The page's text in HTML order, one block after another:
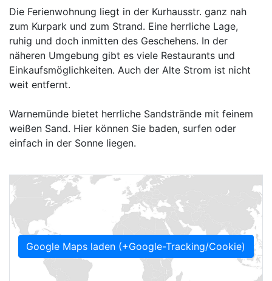
Die Ferienwohnung liegt in der Kurhausstr. ganz nah
zum Kurpark und zum Strand. Eine herrliche Lage,
ruhig und doch inmitten des Geschehens. In der
näheren Umgebung gibt es viele Restaurants und
Einkaufsmöglichkeiten. Auch der Alte Strom ist nicht
weit entfernt.
Warnemünde bietet herrliche Sandstrände mit feinem
weißen Sand. Hier können Sie baden, surfen oder
einfach in der Sonne liegen.
Google Maps laden (+Google-Tracking/Cookie)